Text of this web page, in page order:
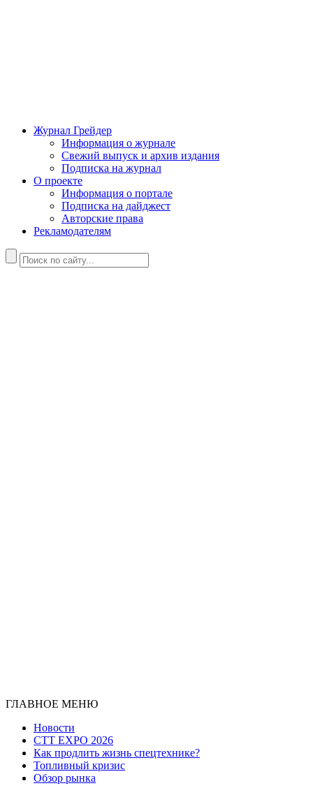
Журнал Грейдер
Информация о журнале
Свежий выпуск и архив издания
Подписка на журнал
О проекте
Информация о портале
Подписка на дайджест
Авторские права
Рекламодателям
ГЛАВНОЕ МЕНЮ
Новости
CTT EXPO 2026
Как продлить жизнь спецтехнике?
Топливный кризис
Обзор рынка